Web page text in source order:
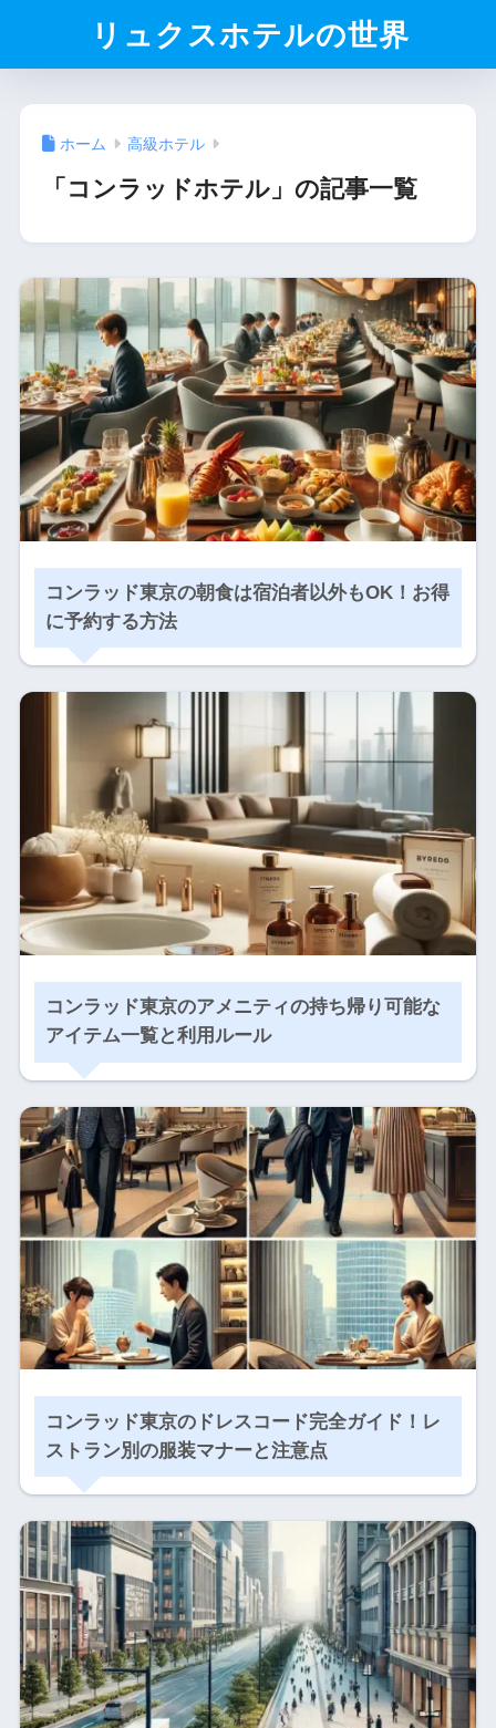
リュクスホテルの世界
ホーム 高級ホテル
「コンラッドホテル」の記事一覧
コンラッド東京の朝食は宿泊者以外もOK！お得
に予約する方法
コンラッド東京のアメニティの持ち帰り可能な
アイテム一覧と利用ルール
コンラッド東京のドレスコード完全ガイド！レ
ストラン別の服装マナーと注意点